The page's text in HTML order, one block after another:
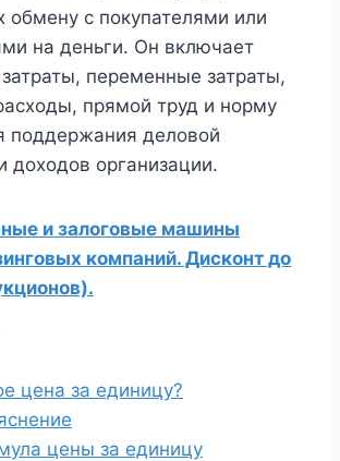
с покупателями или
на деньги. Он включает
переменные затраты,
прямой труд и норму
поддержания деловой
доходов организации.
и залоговые машины
компаний. Дисконт до
цена за единицу?
цены за единицу